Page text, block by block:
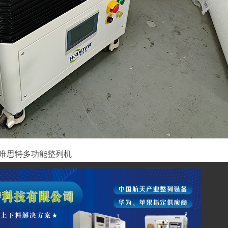
思特多功能整列机